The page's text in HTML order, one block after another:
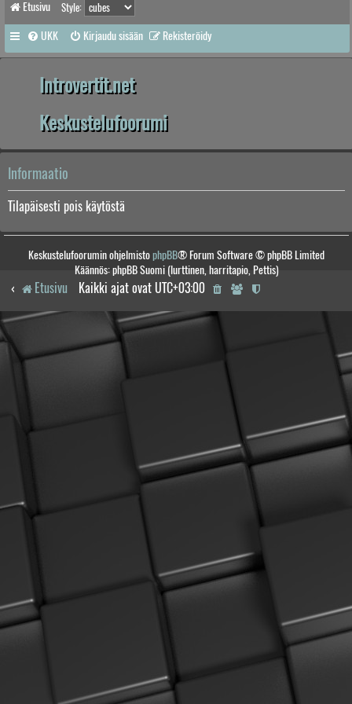
Etusivu Style:
UKK Kirjaudu sisään Rekisteröidy
Introvertit.net
Keskustelufoorumi
Informaatio
Tilapäisesti pois käytöstä
Keskustelufoorumin ohjelmistophpBB® Forum Software © phpBB Limited
Käännös: phpBB Suomi (lurttinen, harritapio, Pettis)
Etusivu Kaikki ajat ovat UTC+03:00